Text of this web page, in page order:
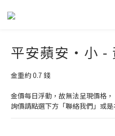
平安蘋安・小 -
金重約 0.7 錢
金價每日浮動，故無法呈現價格，
詢價請點選下方「聯絡我們」或是